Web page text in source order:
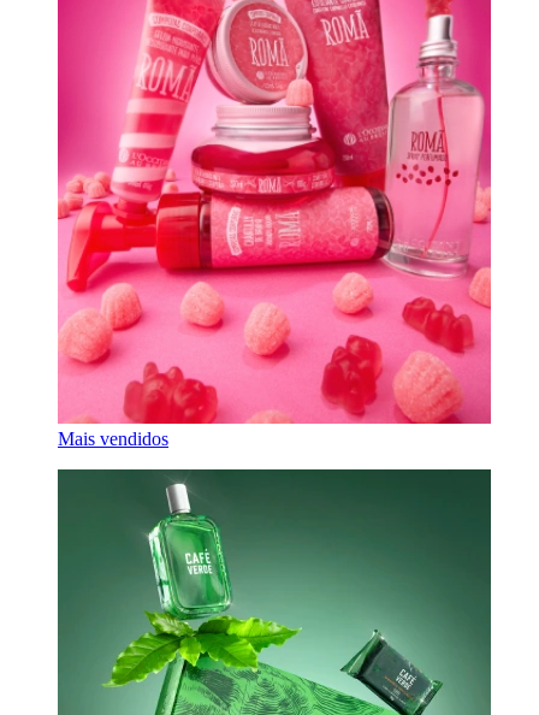
Mais vendidos